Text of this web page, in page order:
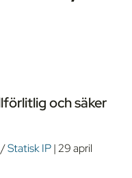
och säker
/Statisk IP|29 april